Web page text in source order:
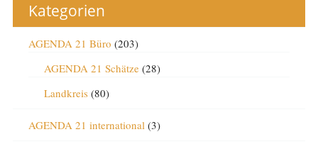
Kategorien
AGENDA 21 Büro (203)
AGENDA 21 Schätze(28)
Landkreis(80)
AGENDA 21 international(3)